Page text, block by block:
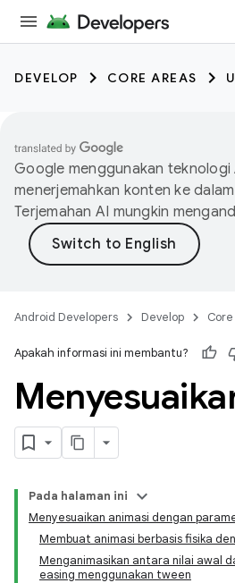
DEVELOP CORE AREAS
Google menggunakan teknologi
menerjemahkan konten ke
Terjemahan AI mungkin
Android Developers Develop
Apakah informasi ini membantu?
Pada halaman ini
Menyesuaikan animasi dengan
Membuat animasi berbasis fisika
Menganimasikan antara nilai awal
easing menggunakan tween